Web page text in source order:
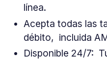
línea.
Acepta todas las
débito, incluida
Disponible 24/7: